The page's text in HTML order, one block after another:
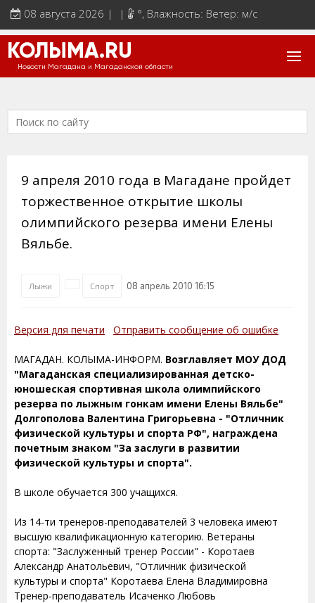
08 августа 2026 | | °, Влажность: Ветер: м/с
КОЛЫМА.RU
Новости Магадана и Магаданской области
9 апреля 2010 года в Магадане пройдет
торжественное открытие школы
олимпийского резерва имени Елены
Вяльбе.
Лыжи Спорт 08 апрель 2010 16:15
Версия для печати Отправить сообщение об ошибке
МАГАДАН. КОЛЫМА-ИНФОРМ. Возглавляет МОУ ДОД
"Магаданская специализированная детско-
юношеская спортивная школа олимпийского
резерва по лыжным гонкам имени Елены Вяльбе"
Долгополова Валентина Григорьевна - "Отличник
физической культуры и спорта РФ", награждена
почетным знаком "За заслуги в развитии
физической культуры и спорта".
В школе обучается 300 учащихся.
Из 14-ти тренеров-преподавателей 3 человека имеют
высшую квалификационную категорию. Ветераны
спорта: "Заслуженный тренер России" - Коротаев
Александр Анатольевич, "Отличник физической
культуры и спорта" Коротаева Елена Владимировна
Тренер-преподаватель Исаченко Любовь